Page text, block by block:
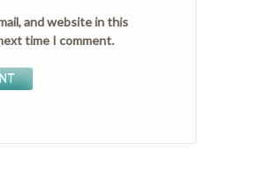
and website in this
time I comment.